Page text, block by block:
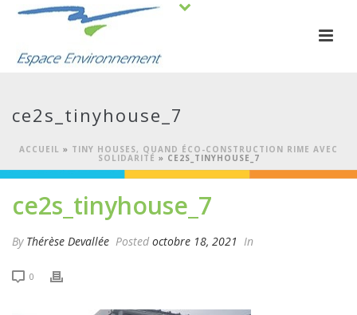
ce2s_tinyhouse_7
ACCUEIL » TINY HOUSES, QUAND ÉCO-CONSTRUCTION RIME AVEC
SOLIDARITÉ » CE2S_TINYHOUSE_7
ce2s_tinyhouse_7
By Thérèse Devallée Posted octobre 18, 2021 In
0